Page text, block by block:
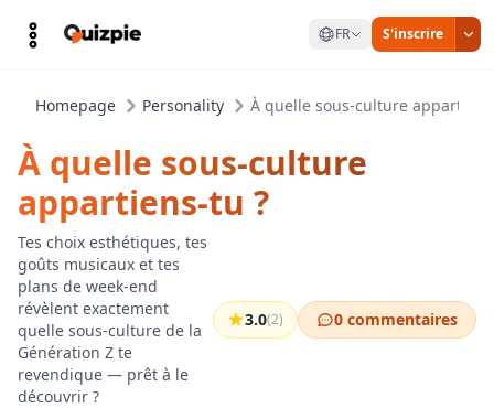
FR S'inscrire
Homepage Personality À quelle sous-culture
À quelle sous-culture
appartiens-tu ?
Tes choix esthétiques, tes
goûts musicaux et tes
plans de week-end
révèlent exactement
quelle sous-culture de la
Génération Z te
revendique — prêt à le
découvrir ?
3.0(2) 0 commentaires